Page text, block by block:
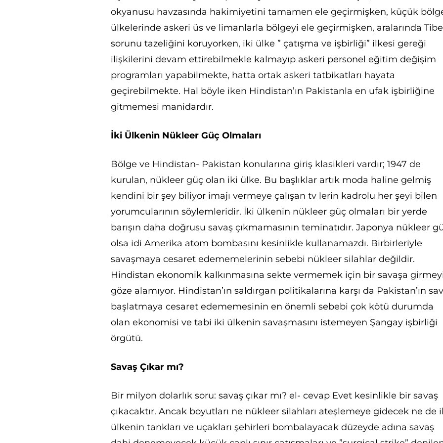
okyanusu havzasında hakimiyetini tamamen ele geçirmişken, küçük
ülkelerinde askeri üs ve limanlarla bölgeyi ele geçirmişken, aralarında
sorunu tazeliğini koruyorken, iki ülke ” çatışma ve işbirliği” ilkesi gereği
ilişkilerini devam ettirebilmekle kalmayıp askeri personel eğitim değişim
programları yapabilmekte, hatta ortak askeri tatbikatları hayata
geçirebilmekte. Hal böyle iken Hindistan’ın Pakistanla en ufak işbirliğine
gitmemesi manidardır.
İki Ülkenin Nükleer Güç Olmaları
Bölge ve Hindistan- Pakistan konularına giriş klasikleri vardır; 1947 de
kurulan, nükleer güç olan iki ülke. Bu başlıklar artık moda haline gelmiş
kendini bir şey biliyor imajı vermeye çalışan tv lerin kadrolu her şeyi bilen
yorumcularının söylemleridir. İki ülkenin nükleer güç olmaları bir yerde
barışın daha doğrusu savaş çıkmamasının teminatıdır. Japonya nükleer
olsa idi Amerika atom bombasını kesinlikle kullanamazdı. Birbirleriyle
savaşmaya cesaret edememelerinin sebebi nükleer silahlar değildir.
Hindistan ekonomik kalkınmasına sekte vermemek için bir savaşa
göze alamıyor. Hindistan’ın saldırgan politikalarına karşı da Pakistan’ın
başlatmaya cesaret edememesinin en önemli sebebi çok kötü durumda
olan ekonomisi ve tabi iki ülkenin savaşmasını istemeyen Şangay işbirliği
örgütü.
Savaş Çıkar mı?
Bir milyon dolarlık soru: savaş çıkar mı? el- cevap Evet kesinlikle bir savaş
çıkacaktır. Ancak boyutları ne nükleer silahları ateşlemeye gidecek ne de
ülkenin tankları ve uçakları şehirleri bombalayacak düzeyde adına savaş